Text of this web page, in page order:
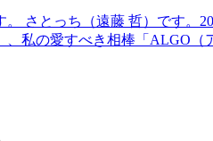
さとっち（遠藤 哲）です。
、私の愛すべき相棒「ALGO